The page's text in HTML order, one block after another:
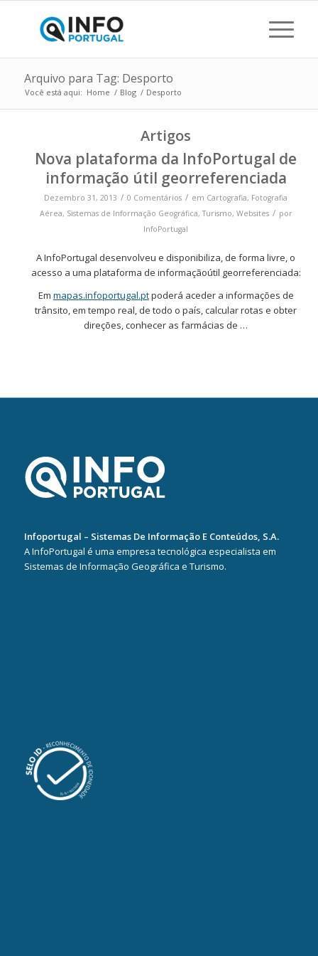
Arquivo para Tag: Desporto
Você está aqui: Home / Blog / Desporto
Artigos
Nova plataforma da InfoPortugal de
informação útil georreferenciada
Dezembro 31, 2013 / 0 Comentários / em Cartografia, Fotografia
Aérea, Sistemas de Informação Geográfica,Turismo, Websites / por
InfoPortugal
A InfoPortugal desenvolveu e disponibiliza, de forma livre, o
acesso a uma plataforma de informaçãoútil georreferenciada:
Em mapas.infoportugal.ptpoderá aceder a informações de
trânsito, em tempo real, de todo o país, calcular rotas e obter
direções, conhecer as farmácias de …
Infoportugal – Sistemas De Informação E Conteúdos, S.A.
A InfoPortugal é uma empresa tecnológica especialista em
Sistemas de Informação Geográfica e Turismo.